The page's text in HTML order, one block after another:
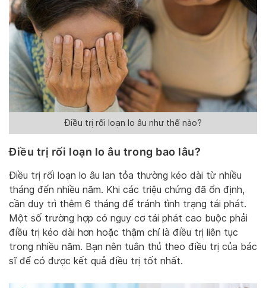
Điều trị rối loạn lo âu như thế nào?
Điều trị rối loạn lo âu trong bao lâu?
Điều trị rối loạn lo âu lan tỏa thường kéo dài từ nhiều
tháng đến nhiều năm. Khi các triệu chứng đã ổn định,
cần duy trì thêm 6 tháng để tránh tình trạng tái phát.
Một số trường hợp có nguy cơ tái phát cao buộc phải
điều trị kéo dài hơn hoặc thậm chí là điều trị liên tục
trong nhiều năm. Bạn nên tuân thủ theo điều trị của bác
sĩ để có được kết quả điều trị tốt nhất.